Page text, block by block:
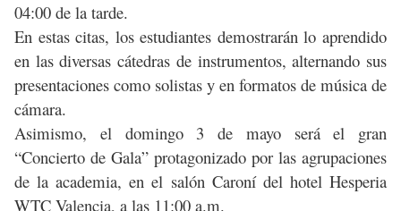
04:00 de la tarde.
En estas citas, los estudiantes demostrarán lo aprendido
en las diversas cátedras de instrumentos, alternando sus
presentaciones como solistas y en formatos de música de
cámara.
Asimismo, el domingo 3 de mayo será el gran
“Concierto de Gala” protagonizado por las agrupaciones
de la academia, en el salón Caroní del hotel Hesperia
WTC Valencia, a las 11:00 a.m.